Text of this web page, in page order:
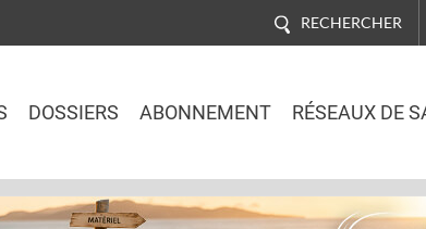
RECHERCHER
DOSSIERS ABONNEMENT RÉSEAUX DE